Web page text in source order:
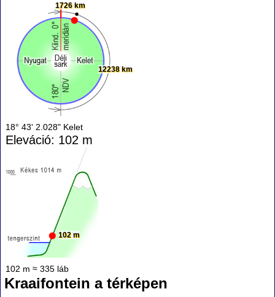
1726 km
12238 km
18° 43' 2.028" Kelet
Eleváció: 102 m
102 m
102 m ≈ 335 láb
Kraaifontein a térképen